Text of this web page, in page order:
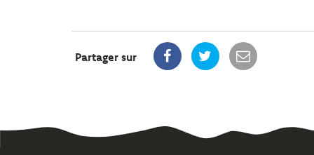
Partager sur